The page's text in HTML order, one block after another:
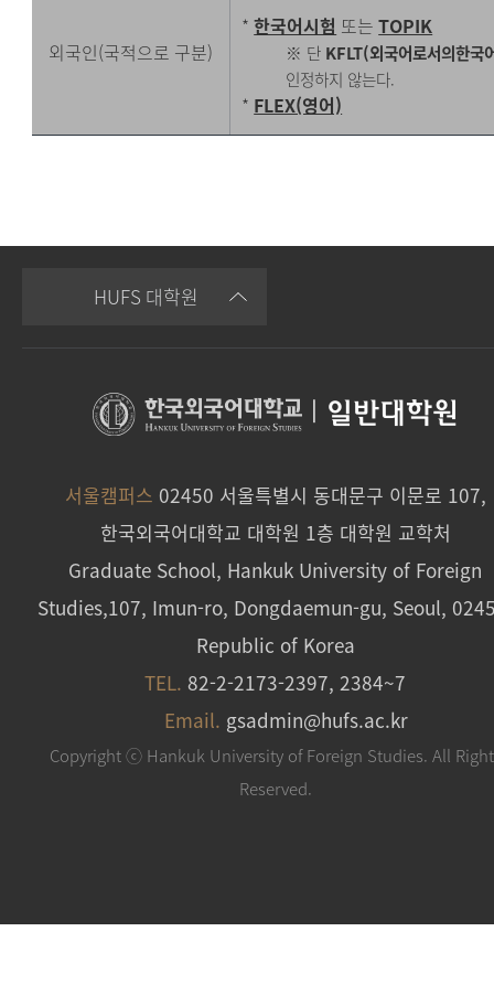
외국인(국적으로 구분)
*한국어시험 또는TOPIK
※ 단 KFLT(외국어로서의한국
인정하지 않는다.
* FLEX(영어)
HUFS 대학원
일반대학원
서울캠퍼스 02450 서울특별시 동대문구 이문로 107,
한국외국어대학교 대학원 1층 대학원 교학처
Graduate School, Hankuk University of Foreign
Studies,107, Imun-ro, Dongdaemun-gu, Seoul,
Republic of Korea
TEL. 82-2-2173-2397, 2384~7
Email. gsadmin@hufs.ac.kr
Copyright ⓒ Hankuk University of Foreign Studies. All
Reserved.